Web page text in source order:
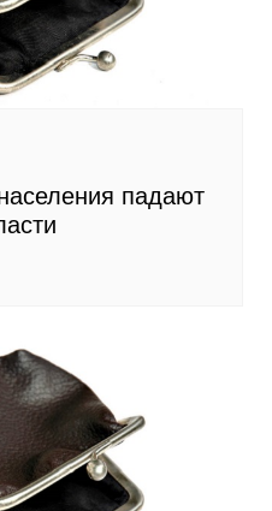
падают